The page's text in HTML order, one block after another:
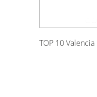
TOP 10 Valencia